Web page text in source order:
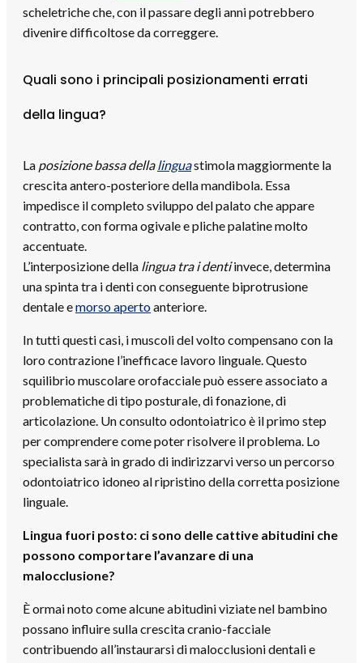
scheletriche che, con il passare degli anni potrebbero
divenire difficoltose da correggere.
Quali sono i principali posizionamenti errati
della lingua?
La posizione bassa dellalinguastimola maggiormente la
crescita antero-posteriore della mandibola. Essa
impedisce il completo sviluppo del palato che appare
contratto, con forma ogivale e pliche palatine molto
accentuate.
L’interposizione della lingua tra i dentiinvece, determina
una spinta tra i denti con conseguente biprotrusione
dentale emorso apertoanteriore.
In tutti questi casi, i muscoli del volto compensano con la
loro contrazione l’inefficace lavoro linguale. Questo
squilibrio muscolare orofacciale può essere associato a
problematiche di tipo posturale, di fonazione, di
articolazione. Un consulto odontoiatrico è il primo step
per comprendere come poter risolvere il problema. Lo
specialista sarà in grado di indirizzarvi verso un percorso
odontoiatrico idoneo al ripristino della corretta posizione
linguale.
Lingua fuori posto: ci sono delle cattive abitudini che
possono comportare l’avanzare di una
malocclusione?
È ormai noto come alcune abitudini viziate nel bambino
possano influire sulla crescita cranio-facciale
contribuendo all’instaurarsi di malocclusioni dentali e